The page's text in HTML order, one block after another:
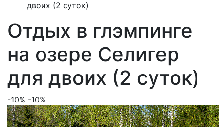
двоих (2 суток)
Отдых в глэмпинге
на озере Селигер
для двоих (2 суток)
-10% -10%